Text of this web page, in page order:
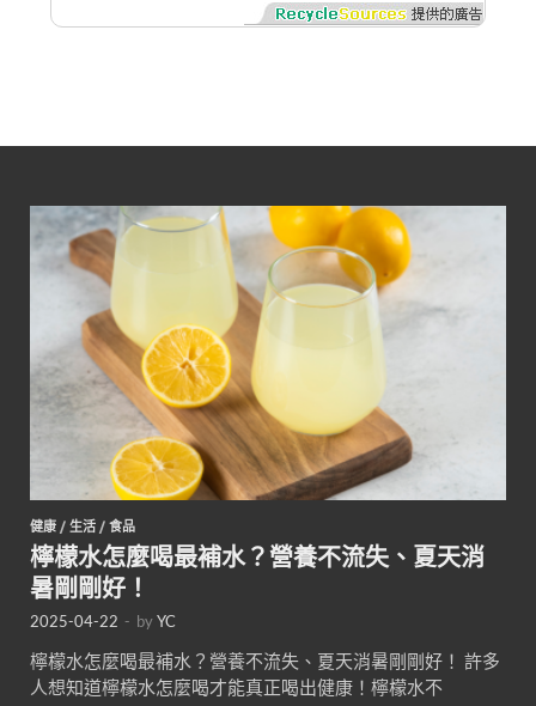
健康 / 生活 / 食品
檸檬水怎麼喝最補水？營養不流失、夏天消
暑剛剛好！
2025-04-22 - byYC
檸檬水怎麼喝最補水？營養不流失、夏天消暑剛剛好！ 許多
人想知道檸檬水怎麼喝才能真正喝出健康！檸檬水不